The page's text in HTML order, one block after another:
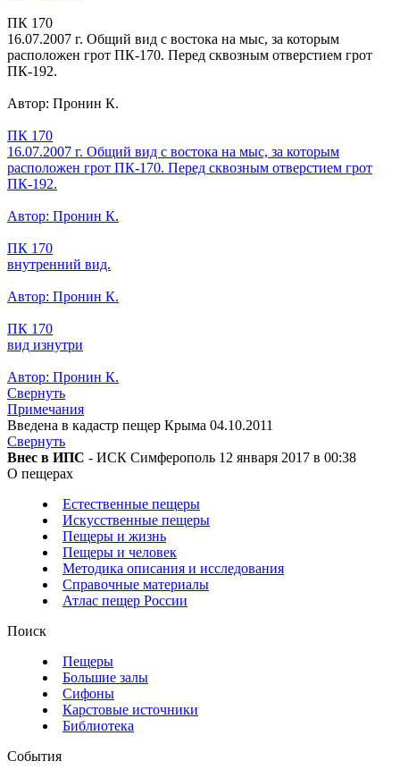
ПК 170
16.07.2007 г. Общий вид с востока на мыс, за которым
расположен грот ПК-170. Перед сквозным отверстием грот
ПК-192.
Автор: Пронин К.
ПК 170
16.07.2007 г. Общий вид с востока на мыс, за которым
расположен грот ПК-170. Перед сквозным отверстием грот
ПК-192.
Автор: Пронин К.
ПК 170
внутренний вид.
Автор: Пронин К.
ПК 170
вид изнутри
Автор: Пронин К.
Свернуть
Примечания
Введена в кадастр пещер Крыма 04.10.2011
Свернуть
Внес в ИПС - ИСК Симферополь 12 января 2017 в 00:38
О пещерах
Естественные пещеры
Искусственные пещеры
Пещеры и жизнь
Пещеры и человек
Методика описания и исследования
Справочные материалы
Атлас пещер России
Поиск
Пещеры
Большие залы
Сифоны
Карстовые источники
Библиотека
События